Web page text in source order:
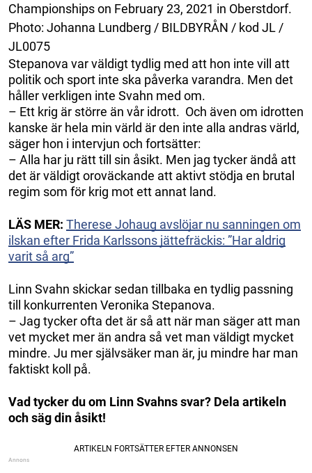
Championships on February 23, 2021 in Oberstdorf.
Photo: Johanna Lundberg / BILDBYRÅN / kod JL /
JL0075
Stepanova var väldigt tydlig med att hon inte vill att
politik och sport inte ska påverka varandra. Men det
håller verkligen inte Svahn med om.
– Ett krig är större än vår idrott. Och även om idrotten
kanske är hela min värld är den inte alla andras värld,
säger hon i intervjun och fortsätter:
– Alla har ju rätt till sin åsikt. Men jag tycker ändå att
det är väldigt oroväckande att aktivt stödja en brutal
regim som för krig mot ett annat land.
LÄS MER: Therese Johaug avslöjar nu sanningen om
ilskan efter Frida Karlssons jättefräckis: ”Har aldrig
varit så arg”
Linn Svahn skickar sedan tillbaka en tydlig passning
till konkurrenten Veronika Stepanova.
– Jag tycker ofta det är så att när man säger att man
vet mycket mer än andra så vet man väldigt mycket
mindre. Ju mer självsäker man är, ju mindre har man
faktiskt koll på.
Vad tycker du om Linn Svahns svar? Dela artikeln
och säg din åsikt!